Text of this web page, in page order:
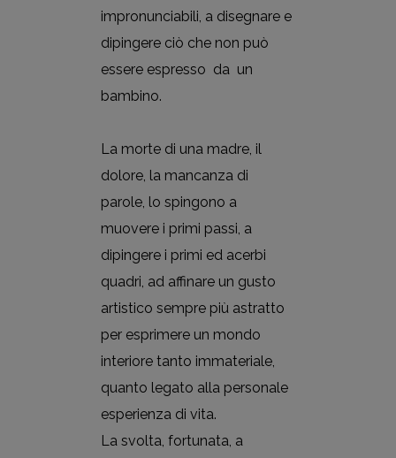
impronunciabili, a disegnare e
dipingere ciò che non può
essere espresso da un
bambino.
La morte di una madre, il
dolore, la mancanza di
parole, lo spingono a
muovere i primi passi, a
dipingere i primi ed acerbi
quadri, ad affinare un gusto
artistico sempre più astratto
per esprimere un mondo
interiore tanto immateriale,
quanto legato alla personale
esperienza di vita.
La svolta, fortunata, a